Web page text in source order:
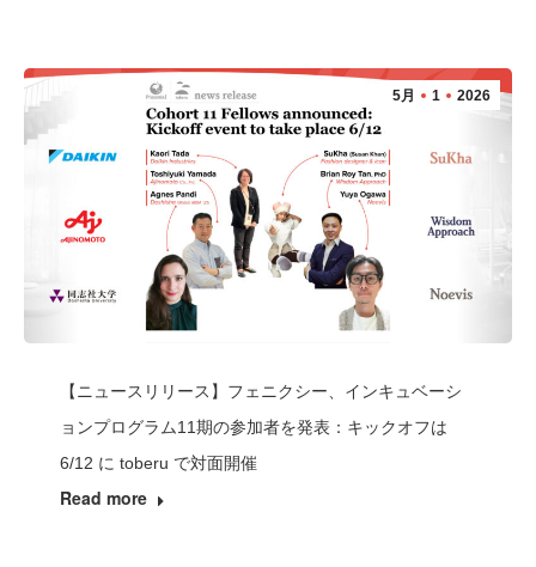
5月 1 2026
【ニュースリリース】フェニクシー、インキュベーシ
ョンプログラム11期の参加者を発表：キックオフは
6/12 に toberu で対面開催
Read more